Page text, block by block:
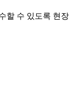
할 수 있도록 현장